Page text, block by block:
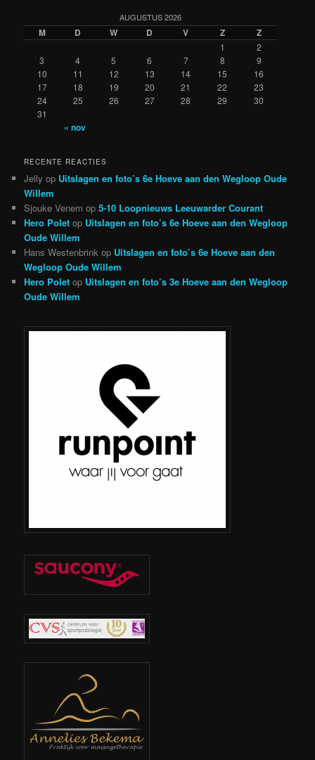
AUGUSTUS 2026
M D W D V Z Z
1
2
3
4 5 6 7 8
9
10
11 12 13 14 15
16
17
18 19 20 21 22
23
24
25 26 27 28 29
30
31
« nov
RECENTE REACTIES
Jelly op Uitslagen en foto’s 6e Hoeve aan den Wegloop Oude
Willem
Sjouke Venem op5-10 Loopnieuws Leeuwarder Courant
Hero Polet op Uitslagen en foto’s 6e Hoeve aan den Wegloop
Oude Willem
Hans Westenbrink op Uitslagen en foto’s 6e Hoeve aan den
Wegloop Oude Willem
Hero Polet op Uitslagen en foto’s 3e Hoeve aan den Wegloop
Oude Willem